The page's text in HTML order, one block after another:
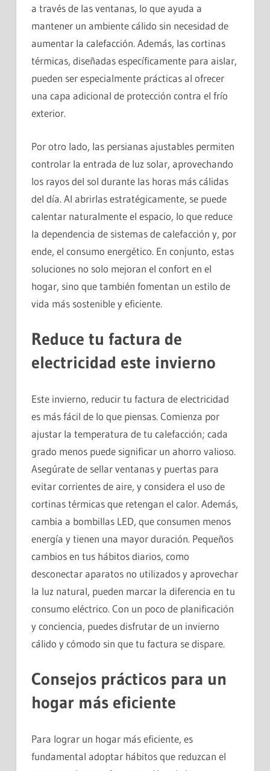
a través de las ventanas, lo que ayuda a
mantener un ambiente cálido sin necesidad de
aumentar la calefacción. Además, las cortinas
térmicas, diseñadas específicamente para aislar,
pueden ser especialmente prácticas al ofrecer
una capa adicional de protección contra el frío
exterior.
Por otro lado, las persianas ajustables permiten
controlar la entrada de luz solar, aprovechando
los rayos del sol durante las horas más cálidas
del día. Al abrirlas estratégicamente, se puede
calentar naturalmente el espacio, lo que reduce
la dependencia de sistemas de calefacción y, por
ende, el consumo energético. En conjunto, estas
soluciones no solo mejoran el confort en el
hogar, sino que también fomentan un estilo de
vida más sostenible y eficiente.
Reduce tu factura de
electricidad este invierno
Este invierno, reducir tu factura de electricidad
es más fácil de lo que piensas. Comienza por
ajustar la temperatura de tu calefacción; cada
grado menos puede significar un ahorro valioso.
Asegúrate de sellar ventanas y puertas para
evitar corrientes de aire, y considera el uso de
cortinas térmicas que retengan el calor. Además,
cambia a bombillas LED, que consumen menos
energía y tienen una mayor duración. Pequeños
cambios en tus hábitos diarios, como
desconectar aparatos no utilizados y aprovechar
la luz natural, pueden marcar la diferencia en tu
consumo eléctrico. Con un poco de planificación
y conciencia, puedes disfrutar de un invierno
cálido y cómodo sin que tu factura se dispare.
Consejos prácticos para un
hogar más eficiente
Para lograr un hogar más eficiente, es
fundamental adoptar hábitos que reduzcan el